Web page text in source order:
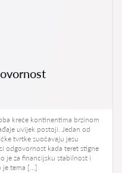
kreće kontinentima brzinom
uvijek postoji. Jedan od
tvrtke suočavaju jesu
odgovornost kada teret stigne
je za financijsku stabilnost i
je tema […]